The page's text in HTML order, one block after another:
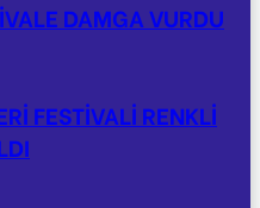
DAMGA VURDU
FESTİVALİ RENKLİ